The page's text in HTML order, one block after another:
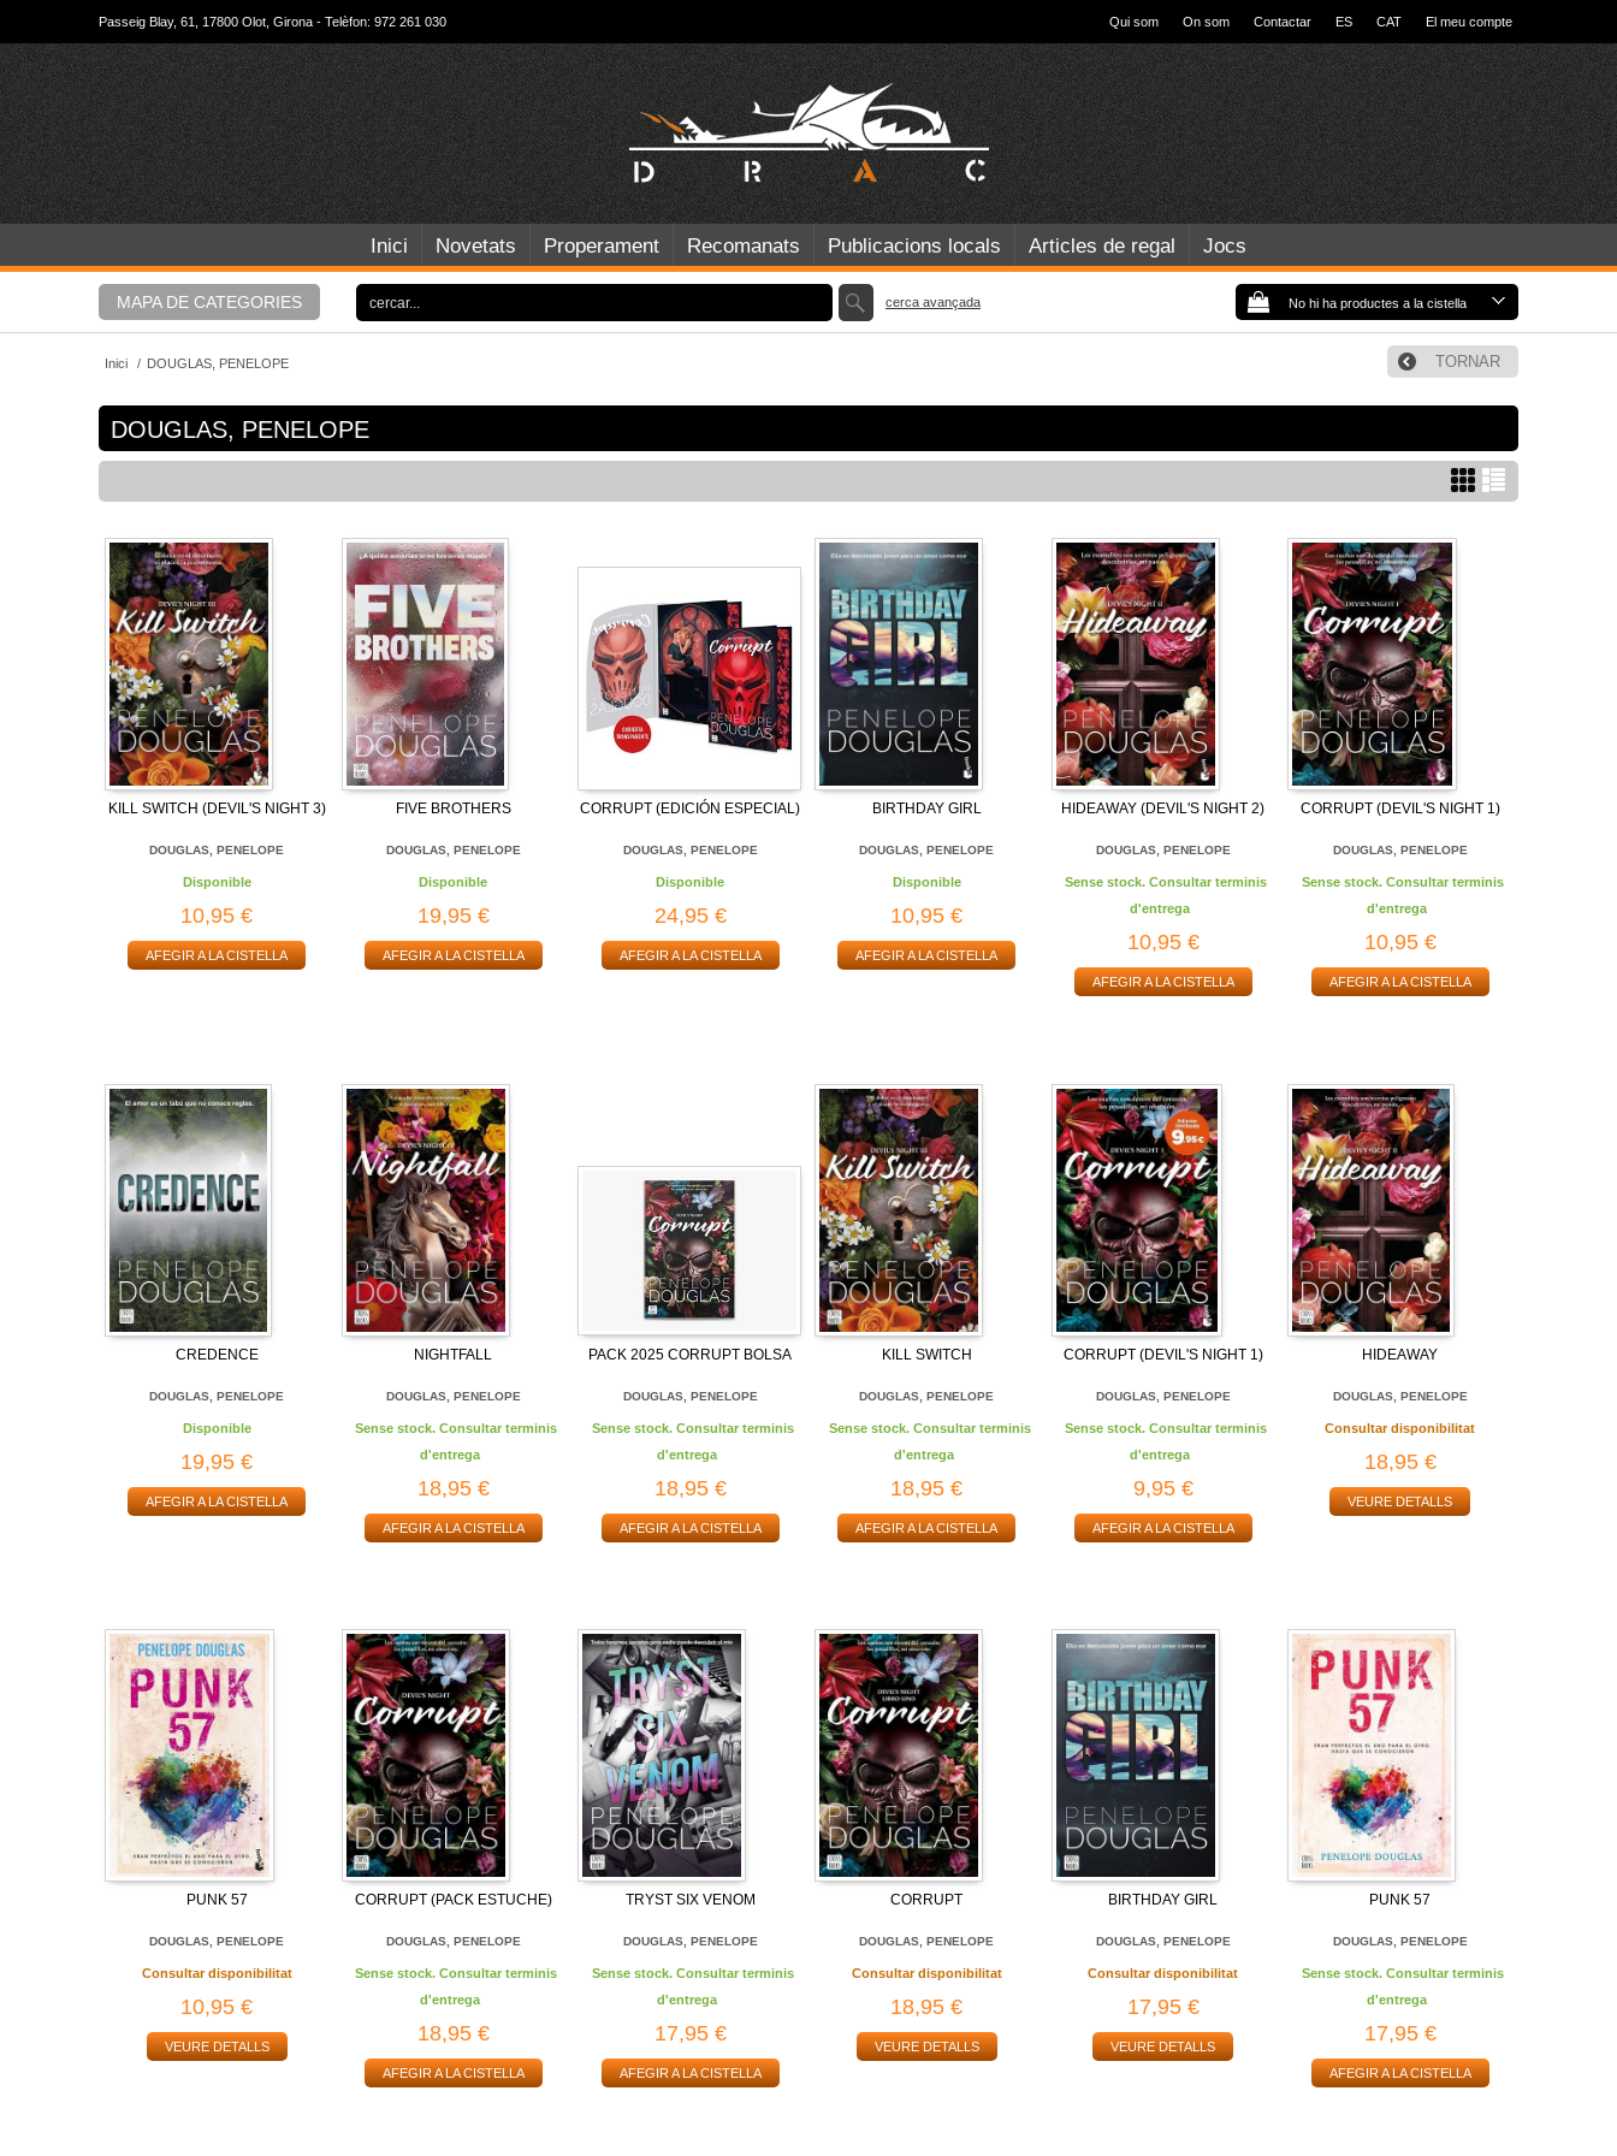
Passeig Blay, 61, 17800 Olot, Girona - Telèfon: 972 261 030 Qui som On som Contactar ES CAT El meu compte
Inici Novetats Properament Recomanats Publicacions locals Articles de regal Jocs
MAPA DE CATEGORIES No hi ha productes a la cistella
cerca avançada
Inici / DOUGLAS, PENELOPE TORNAR
DOUGLAS, PENELOPE
KILL SWITCH (DEVIL'S NIGHT 3)
DOUGLAS, PENELOPE
Disponible
10,95 €
AFEGIR A LA CISTELLA
FIVE BROTHERS
DOUGLAS, PENELOPE
Disponible
19,95 €
AFEGIR A LA CISTELLA
CORRUPT (EDICIÓN ESPECIAL)
DOUGLAS, PENELOPE
Disponible
24,95 €
AFEGIR A LA CISTELLA
BIRTHDAY GIRL
DOUGLAS, PENELOPE
Disponible
10,95 €
AFEGIR A LA CISTELLA
HIDEAWAY (DEVIL'S NIGHT 2)
DOUGLAS, PENELOPE
Sense stock. Consultar terminis
d'entrega
10,95 €
AFEGIR A LA CISTELLA
CORRUPT (DEVIL'S NIGHT 1)
DOUGLAS, PENELOPE
Sense stock. Consultar terminis
d'entrega
10,95 €
AFEGIR A LA CISTELLA
CREDENCE
DOUGLAS, PENELOPE
Disponible
19,95 €
AFEGIR A LA CISTELLA
NIGHTFALL
DOUGLAS, PENELOPE
Sense stock. Consultar terminis
d'entrega
18,95 €
AFEGIR A LA CISTELLA
PACK 2025 CORRUPT BOLSA
DOUGLAS, PENELOPE
Sense stock. Consultar terminis
d'entrega
18,95 €
AFEGIR A LA CISTELLA
KILL SWITCH
DOUGLAS, PENELOPE
Sense stock. Consultar terminis
d'entrega
18,95 €
AFEGIR A LA CISTELLA
CORRUPT (DEVIL'S NIGHT 1)
DOUGLAS, PENELOPE
Sense stock. Consultar terminis
d'entrega
9,95 €
AFEGIR A LA CISTELLA
HIDEAWAY
DOUGLAS, PENELOPE
Consultar disponibilitat
18,95 €
VEURE DETALLS
PUNK 57
DOUGLAS, PENELOPE
Consultar disponibilitat
10,95 €
VEURE DETALLS
CORRUPT (PACK ESTUCHE)
DOUGLAS, PENELOPE
Sense stock. Consultar terminis
d'entrega
18,95 €
AFEGIR A LA CISTELLA
TRYST SIX VENOM
DOUGLAS, PENELOPE
Sense stock. Consultar terminis
d'entrega
17,95 €
AFEGIR A LA CISTELLA
CORRUPT
DOUGLAS, PENELOPE
Consultar disponibilitat
18,95 €
VEURE DETALLS
BIRTHDAY GIRL
DOUGLAS, PENELOPE
Consultar disponibilitat
17,95 €
VEURE DETALLS
PUNK 57
DOUGLAS, PENELOPE
Sense stock. Consultar terminis
d'entrega
17,95 €
AFEGIR A LA CISTELLA